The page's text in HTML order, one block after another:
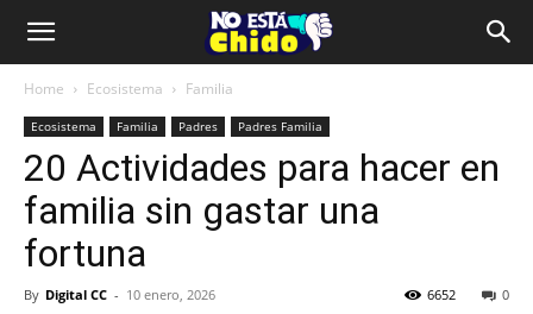
Home Ecosistema Familia
Ecosistema Familia Padres Padres Familia
20 Actividades para hacer en
familia sin gastar una
fortuna
By Digital CC - 10 enero, 2026 0
6652